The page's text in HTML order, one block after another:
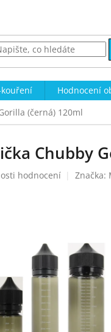
kouření Hodnocení
(černá) 120ml
Chubby
hodnocení Značka: